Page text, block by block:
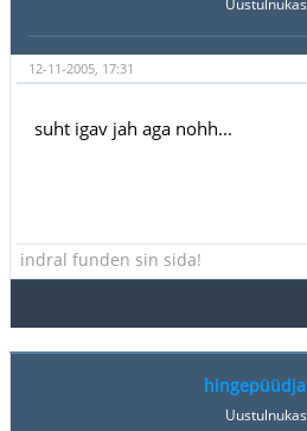
12-11-2005, 17:31
suht igav jah aga nohh...
indral funden sin sida!
hingepüüdja
Uustulnukas